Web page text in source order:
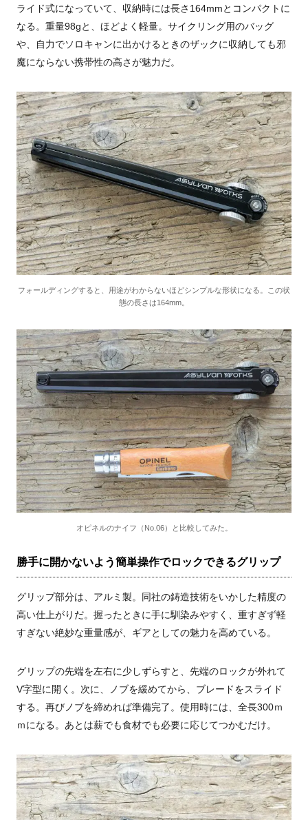
ライド式になっていて、収納時には長さ164mmとコンパクトに
なる。重量98gと、ほどよく軽量。サイクリング用のバッグ
や、自力でソロキャンに出かけるときのザックに収納しても邪
魔にならない携帯性の高さが魅力だ。
フォールディングすると、用途がわからないほどシンプルな形状になる。この状
態の長さは164mm。
オピネルのナイフ（No.06）と比較してみた。
勝手に開かないよう簡単操作でロックできるグリップ
グリップ部分は、アルミ製。同社の鋳造技術をいかした精度の
高い仕上がりだ。握ったときに手に馴染みやすく、重すぎず軽
すぎない絶妙な重量感が、ギアとしての魅力を高めている。
グリップの先端を左右に少しずらすと、先端のロックが外れて
V字型に開く。次に、ノブを緩めてから、ブレードをスライド
する。再びノブを締めれば準備完了。使用時には、全長300ｍ
ｍになる。あとは薪でも食材でも必要に応じてつかむだけ。